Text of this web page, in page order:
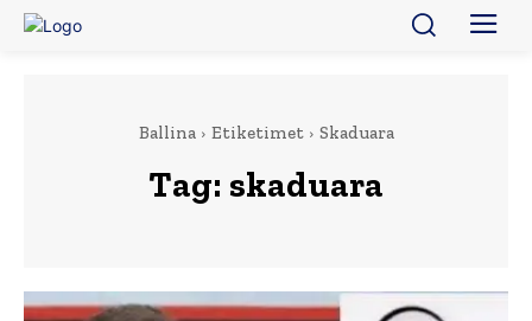
Ballina Etiketimet Skaduara
Tag: skaduara